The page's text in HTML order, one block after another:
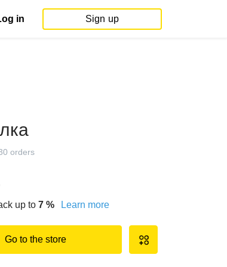
in Sign up
orders
up to 7 % Learn more
Go to the store